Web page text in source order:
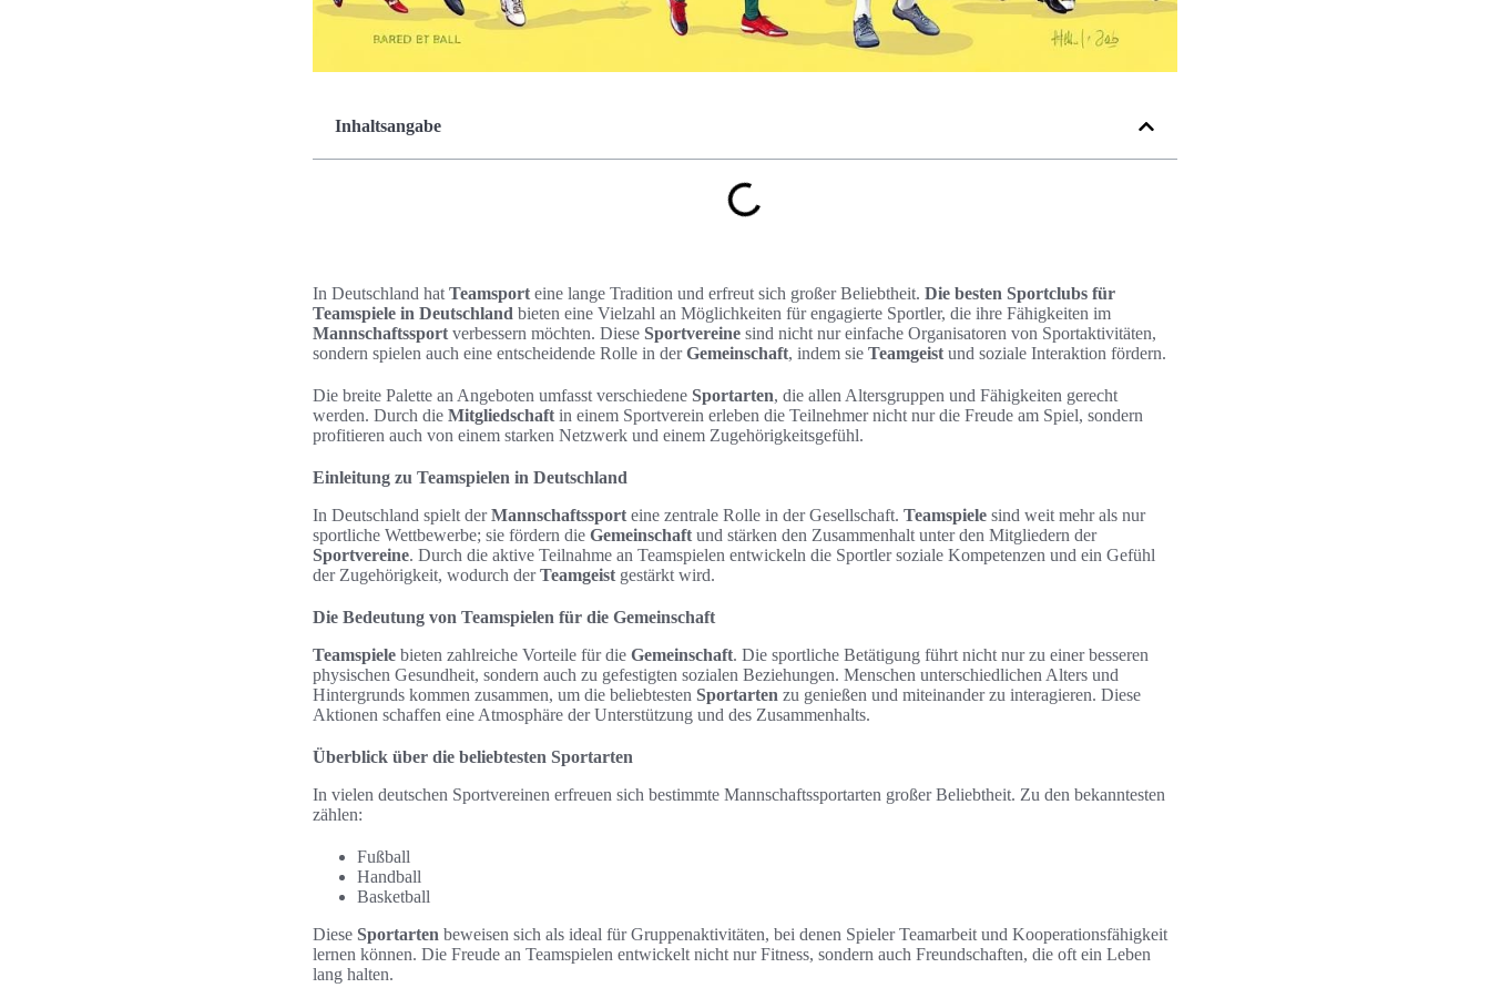
Inhaltsangabe
In Deutschland hat Teamsport eine lange Tradition und erfreut sich großer Beliebtheit. Die besten Sportclubs für
Teamspiele in Deutschland bieten eine Vielzahl an Möglichkeiten für engagierte Sportler, die ihre Fähigkeiten im
Mannschaftssport verbessern möchten. Diese Sportvereine sind nicht nur einfache Organisatoren von Sportaktivitäten,
sondern spielen auch eine entscheidende Rolle in derGemeinschaft, indem sie Teamgeist und soziale Interaktion fördern.
Die breite Palette an Angeboten umfasst verschiedene Sportarten, die allen Altersgruppen und Fähigkeiten gerecht
werden. Durch die Mitgliedschaft in einem Sportverein erleben die Teilnehmer nicht nur die Freude am Spiel, sondern
profitieren auch von einem starken Netzwerk und einem Zugehörigkeitsgefühl.
Einleitung zu Teamspielen in Deutschland
In Deutschland spielt derMannschaftssport eine zentrale Rolle in der Gesellschaft. Teamspiele sind weit mehr als nur
sportliche Wettbewerbe; sie fördern die Gemeinschaft und stärken den Zusammenhalt unter den Mitgliedern der
Sportvereine. Durch die aktive Teilnahme an Teamspielen entwickeln die Sportler soziale Kompetenzen und ein Gefühl
der Zugehörigkeit, wodurch derTeamgeist gestärkt wird.
Die Bedeutung von Teamspielen für die Gemeinschaft
Teamspiele bieten zahlreiche Vorteile für die Gemeinschaft. Die sportliche Betätigung führt nicht nur zu einer besseren
physischen Gesundheit, sondern auch zu gefestigten sozialen Beziehungen. Menschen unterschiedlichen Alters und
Hintergrunds kommen zusammen, um die beliebtesten Sportarten zu genießen und miteinander zu interagieren. Diese
Aktionen schaffen eine Atmosphäre der Unterstützung und des Zusammenhalts.
Überblick über die beliebtesten Sportarten
In vielen deutschen Sportvereinen erfreuen sich bestimmte Mannschaftssportarten großer Beliebtheit. Zu den bekanntesten
zählen:
Fußball
Handball
Basketball
Diese Sportarten beweisen sich als ideal für Gruppenaktivitäten, bei denen Spieler Teamarbeit und Kooperationsfähigkeit
lernen können. Die Freude an Teamspielen entwickelt nicht nur Fitness, sondern auch Freundschaften, die oft ein Leben
lang halten.